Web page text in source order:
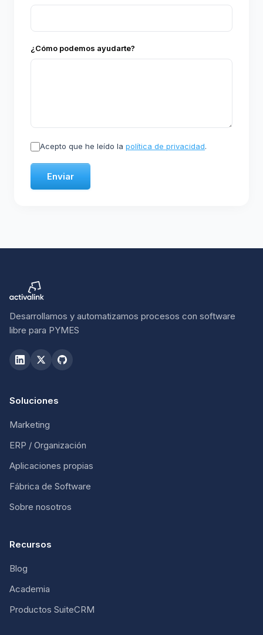
¿Cómo podemos ayudarte?
Acepto que he leído la política de privacidad.
Enviar
Desarrollamos y automatizamos procesos con software
libre para PYMES
Soluciones
Marketing
ERP / Organización
Aplicaciones propias
Fábrica de Software
Sobre nosotros
Recursos
Blog
Academia
Productos SuiteCRM